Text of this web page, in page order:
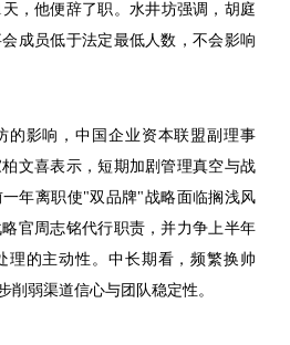
，他便辞了职。水井坊强调，胡庭
成员低于法定最低人数，不会影响
的影响，中国企业资本联盟副理事
文喜表示，短期加剧管理真空与战
年离职使"双品牌"战略面临搁浅风
官周志铭代行职责，并力争上半年
理的主动性。中长期看，频繁换帅
削弱渠道信心与团队稳定性。